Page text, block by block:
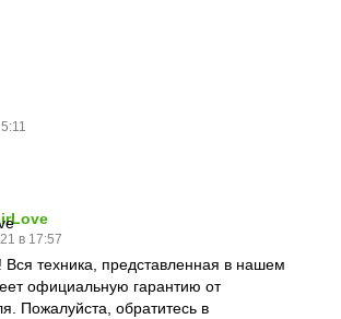
в 17:57
техника, представленная в нашем
официальную гарантию от
Пожалуйста, обратитесь в